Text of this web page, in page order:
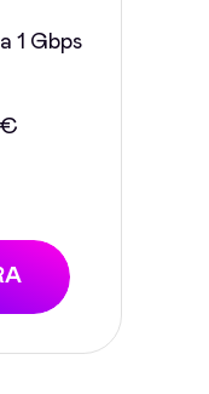
1 Gbps
€